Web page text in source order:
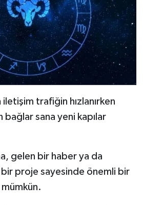
trafiğin hızlanırken
bağlar sana yeni kapılar
gelen bir haber ya da
bir proje sayesinde önemli bir